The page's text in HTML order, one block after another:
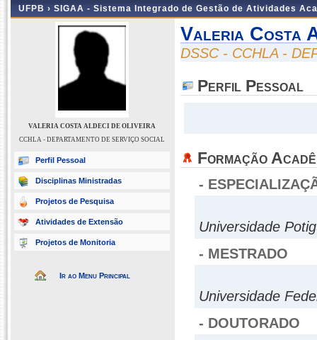
UFPB › SIGAA - Sistema Integrado de Gestão de Atividades
VALERIA COSTA ALDECI DE OLIVEIRA
CCHLA - DEPARTAMENTO DE SERVIÇO SOCIAL
Perfil Pessoal
Disciplinas Ministradas
Projetos de Pesquisa
Atividades de Extensão
Projetos de Monitoria
Ir ao Menu Principal
Valeria Costa
DSSC - CCHLA -
Perfil Pessoal
Formação
-
Universidade
- MESTRADO
Universidade
- DOUTORADO